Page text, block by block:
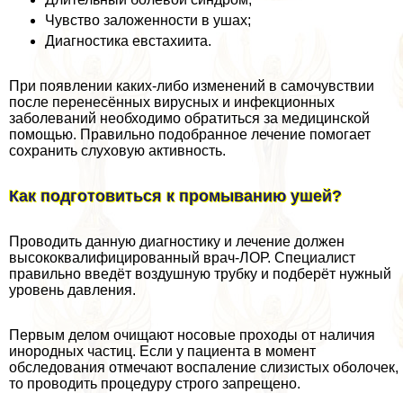
Чувство заложенности в ушах;
Диагностика евстахиита.
При появлении каких-либо изменений в самочувствии
после перенесённых вирусных и инфекционных
заболеваний необходимо обратиться за медицинской
помощью. Правильно подобранное лечение помогает
сохранить слуховую активность.
Как подготовиться к промыванию ушей?
Проводить данную диагностику и лечение должен
высококвалифицированный врач-ЛОР. Специалист
правильно введёт воздушную трубку и подберёт нужный
уровень давления.
Первым делом очищают носовые проходы от наличия
инородных частиц. Если у пациента в момент
обследования отмечают воспаление слизистых оболочек,
то проводить процедуру строго запрещено.